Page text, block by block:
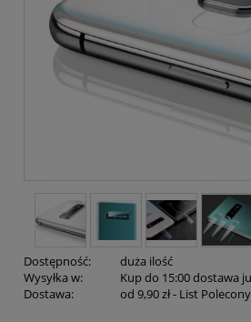
Dostępność:
duża ilość
Wysyłka w:
Kup do 15:00 dostawa
Dostawa:
od 9,90 zł- List
Cena nie zawiera ewentualnych